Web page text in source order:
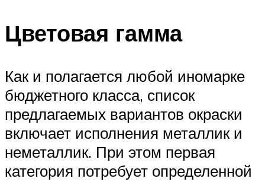
Цветовая гамма
Как и полагается любой иномарке
бюджетного класса, список
предлагаемых вариантов окраски
включает исполнения металлик и
неметаллик. При этом первая
категория потребует определенной